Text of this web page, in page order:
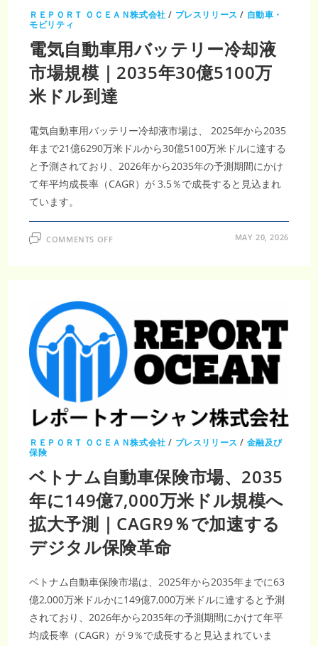
ド
ル・
CAGR5.6％、
動
車
メ
ン
テ
ナ
ン
ス
が
拡
大
ＲＥＰＯＲＴ ＯＣＥＡＮ株式会社 / プレスリリース / 自動車・
モビリティ
電気自動車用バッテリー冷却液
市場規模｜2035年30億5100万
米ドル到達
電気自動車用バッテリー冷却液市場は、 2025年から2035
年まで21億6290万米ドルから30億5100万米ドルに達する
と予測されており、2026年から2035年の予測期間にかけ
て年平均成長率（CAGR）が 3.5％で成長すると見込まれ
ています。
COMMENTS OFFON
テ
リ
ー
冷
却
液
市
場
｜
2035
年
30
億
万
米
ド
ル
到
MAY 20, 2026
ＲＥＰＯＲＴ ＯＣＥＡＮ株式会社 / プレスリリース / 金融及び
保険
ベトナム自動車保険市場、2035
年に149億7,000万米ドル規模へ
拡大予測｜CAGR9％で加速する
デジタル保険革命
ベトナム自動車保険市場は、2025年から2035年までに63
億2,000万米ドルかに149億7,000万米ドルに達すると予測
されており、2026年から2035年の予測期間にかけて年平
均成長率（CAGR）が 9％で成長すると見込まれていま